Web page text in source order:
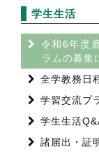
学生生活
令和6年度
ラムの募集
全学教務日
学習交流プ
学生生活
諸届出・証